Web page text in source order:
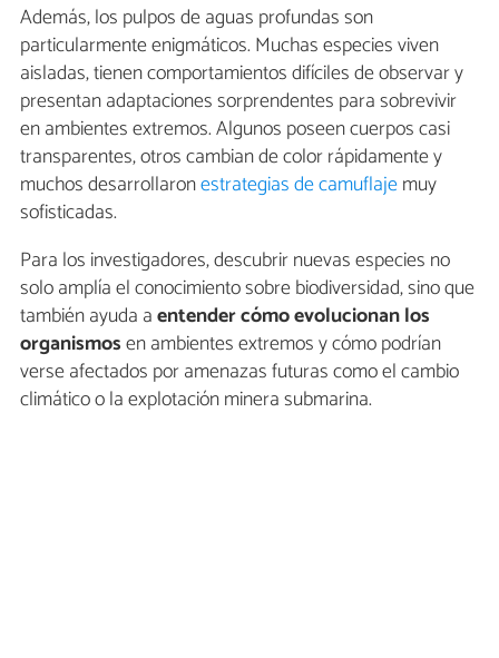
Además, los pulpos de aguas profundas son
particularmente enigmáticos. Muchas especies viven
aisladas, tienen comportamientos difíciles de observar y
presentan adaptaciones sorprendentes para sobrevivir
en ambientes extremos. Algunos poseen cuerpos casi
transparentes, otros cambian de color rápidamente y
muchos desarrollaronestrategias de camuflajemuy
sofisticadas.
Para los investigadores, descubrir nuevas especies no
solo amplía el conocimiento sobre biodiversidad, sino que
también ayuda aentender cómo evolucionan los
organismosen ambientes extremos y cómo podrían
verse afectados por amenazas futuras como el cambio
climático o la explotación minera submarina.